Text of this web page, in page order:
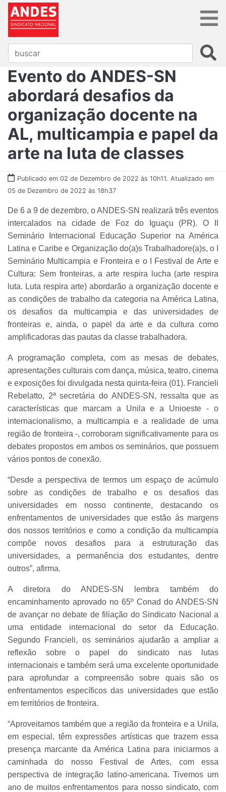
Evento do ANDES-SN
abordará desafios da
organização docente na
AL, multicampia e papel da
arte na luta de classes
Publicado em 02 de Dezembro de 2022 às 10h11. Atualizado em
05 de Dezembro de 2022 às 18h37
De 6 a 9 de dezembro, o ANDES-SN realizará três eventos
intercalados na cidade de Foz do Iguaçu (PR). O II
Seminário Internacional Educação Superior na América
Latina e Caribe e Organização do(a)s Trabalhadore(a)s, o I
Seminário Multicampia e Fronteira e o I Festival de Arte e
Cultura: Sem fronteiras, a arte respira lucha (arte respira
luta. Luta respira arte) abordarão a organização docente e
as condições de trabalho da categoria na América Latina,
os desafios da multicampia e das universidades de
fronteiras e, ainda, o papel da arte e da cultura como
amplificadoras das pautas da classe trabalhadora.
A programação completa, com as mesas de debates,
apresentações culturais com dança, música, teatro, cinema
e exposições foi divulgada nesta quinta-feira (01). Francieli
Rebelatto, 2ª secretária do ANDES-SN, ressalta que as
características que marcam a Unila e a Unioeste - o
internacionalismo, a multicampia e a realidade de uma
região de fronteira -, corroboram significativamente para os
debates propostos em ambos os seminários, que possuem
vários pontos de conexão.
“Desde a perspectiva de termos um espaço de acúmulo
sobre as condições de trabalho e os desafios das
universidades em nosso continente, destacando os
enfrentamentos de universidades que estão às margens
dos nossos territórios e como a condição da multicampia
compõe novos desafios para a estruturação das
universidades, a permanência dos estudantes, dentre
outros”, afirma.
A diretora do ANDES-SN lembra também do
encaminhamento aprovado no 65º Conad do ANDES-SN
de avançar no debate de filiação do Sindicato Nacional a
uma entidade internacional do setor da Educação.
Segundo Francieli, os seminários ajudarão a ampliar a
reflexão sobre o papel do sindicato nas lutas
internacionais e também será uma excelente oportunidade
para aprofundar a compreensão sobre quais são os
enfrentamentos específicos das universidades que estão
em territórios de fronteira.
“Aproveitamos também que a região da fronteira e a Unila,
em especial, têm expressões artísticas que trazem essa
presença marcante da América Latina para iniciarmos a
caminhada do nosso Festival de Artes, com essa
perspectiva de integração latino-americana. Tivemos um
ano de muitos enfrentamentos para nosso sindicato, com